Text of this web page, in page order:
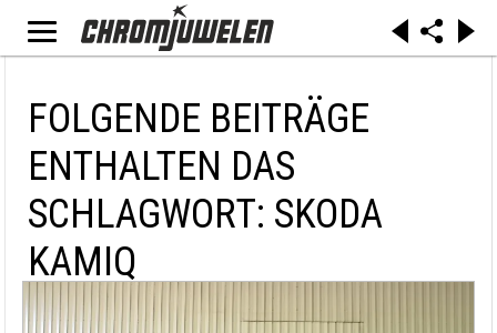
FOLGENDE BEITRÄGE
ENTHALTEN DAS
SCHLAGWORT: SKODA
KAMIQ